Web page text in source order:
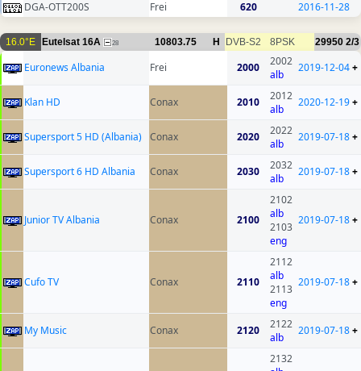
DGA-OTT200S Frei 620 2016-11-28
16.0°E Eutelsat 16A 28 10803.75 H DVB-S2 8PSK 29950 2/3
Euronews Albania Frei 2000
2002
alb
2019-12-04+
Klan HD Conax 2010
2012
alb
2020-12-19+
Supersport 5 HD (Albania) Conax 2020
2022
alb
2019-07-18+
Supersport 6 HD Albania Conax 2030
2032
alb
2019-07-18+
Junior TV Albania Conax 2100
2102
alb
2103
eng
2019-07-18+
Cufo TV Conax 2110
2112
alb
2113
eng
2019-07-18+
My Music Conax 2120
2122
alb
2019-07-18+
2132